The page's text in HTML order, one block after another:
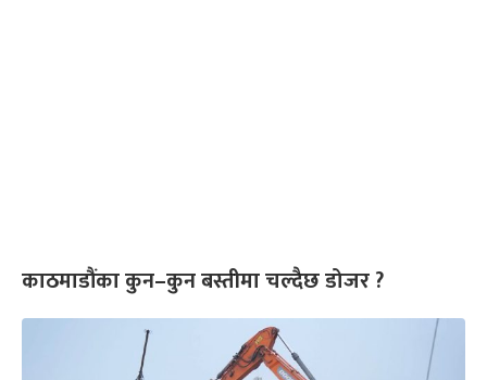
काठमाडौंका कुन–कुन बस्तीमा चल्दैछ डोजर ?